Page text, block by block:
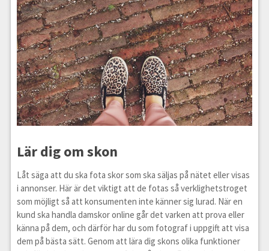
Lär dig om skon
Låt säga att du ska fota skor som ska säljas på nätet eller visas
i annonser. Här är det viktigt att de fotas så verklighetstroget
som möjligt så att konsumenten inte känner sig lurad. När en
kund ska handla damskor online går det varken att prova eller
känna på dem, och därför har du som fotograf i uppgift att visa
dem på bästa sätt. Genom att lära dig skons olika funktioner